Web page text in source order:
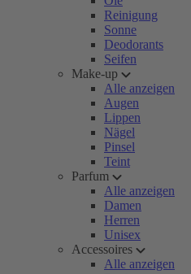
Reinigung
Sonne
Deodorants
Seifen
Make-up
Alle anzeigen
Augen
Lippen
Nägel
Pinsel
Teint
Parfum
Alle anzeigen
Damen
Herren
Unisex
Accessoires
Alle anzeigen